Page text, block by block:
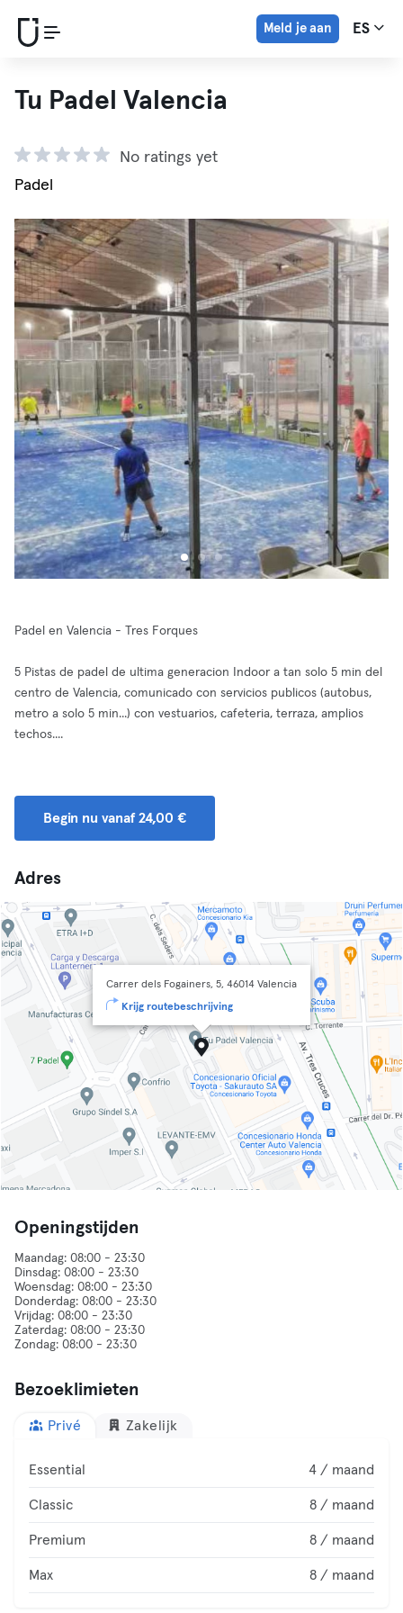
Meld je aan ES
Tu Padel Valencia
No ratings yet
Padel
Padel en Valencia - Tres Forques
5 Pistas de padel de ultima generacion Indoor a tan solo 5 min del
centro de Valencia, comunicado con servicios publicos (autobus,
metro a solo 5 min...) con vestuarios, cafeteria, terraza, amplios
techos....
Begin nu vanaf 24,00 €
Adres
Carrer dels Fogainers, 5, 46014 Valencia
Krijg routebeschrijving
Openingstijden
Maandag: 08:00 - 23:30
Dinsdag: 08:00 - 23:30
Woensdag: 08:00 - 23:30
Donderdag: 08:00 - 23:30
Vrijdag: 08:00 - 23:30
Zaterdag: 08:00 - 23:30
Bezoeklimieten
Privé Zakelijk
Essential 4 / maand
Classic 8 / maand
Premium 8 / maand
Max 8 / maand